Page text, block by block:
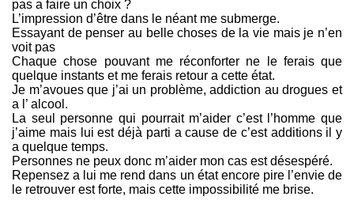
pas a faire un choix ?
L’impression d’être dans le néant me submerge.
Essayant de penser au belle choses de la vie mais je n’en
voit pas
Chaque chose pouvant me réconforter ne le ferais que
quelque instants et me ferais retour a cette état.
Je m’avoues que j’ai un problème, addiction au drogues et
a l’ alcool.
La seul personne qui pourrait m’aider c’est l’homme que
j’aime mais lui est déjà parti a cause de c’est additions il y
a quelque temps.
Personnes ne peux donc m’aider mon cas est désespéré.
Repensez a lui me rend dans un état encore pire l’envie de
le retrouver est forte, mais cette impossibilité me brise.